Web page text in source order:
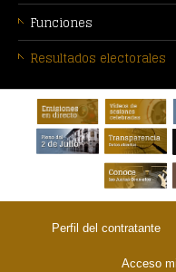
Funciones
Resultados electorales
PÁGINA:
Perfil del contratante
Acceso